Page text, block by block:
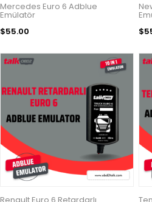
Mercedes Euro 6 Adblue
Emülatör
$55.00
Renault Euro 6 Retardarlı